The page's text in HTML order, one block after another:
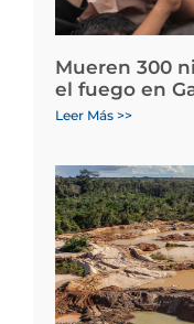
Mueren 300
el fuego en
Leer Más >>